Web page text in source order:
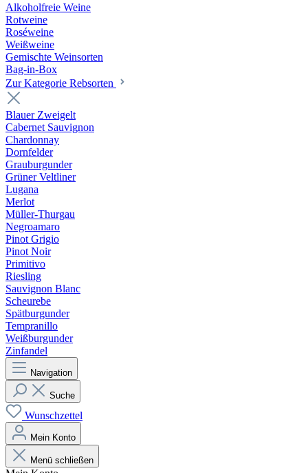
Alkoholfreie Weine
Rotweine
Roséweine
Weißweine
Gemischte Weinsorten
Bag-in-Box
Zur Kategorie Rebsorten
Blauer Zweigelt
Cabernet Sauvignon
Chardonnay
Dornfelder
Grauburgunder
Grüner Veltliner
Lugana
Merlot
Müller-Thurgau
Negroamaro
Pinot Grigio
Pinot Noir
Primitivo
Riesling
Sauvignon Blanc
Scheurebe
Spätburgunder
Tempranillo
Weißburgunder
Zinfandel
Navigation
Suche
Wunschzettel
Mein Konto
Menü schließen